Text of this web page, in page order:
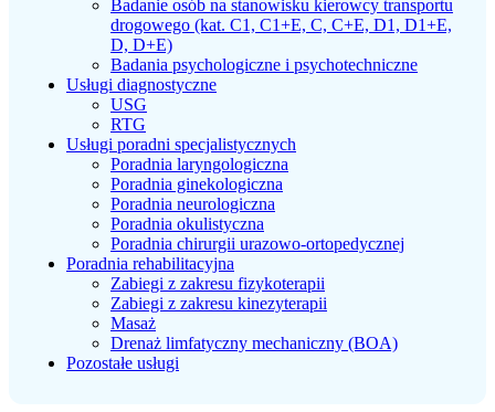
Badanie osób na stanowisku kierowcy transportu
drogowego (kat. C1, C1+E, C, C+E, D1, D1+E,
D, D+E)
Badania psychologiczne i psychotechniczne
Usługi diagnostyczne
USG
RTG
Usługi poradni specjalistycznych
Poradnia laryngologiczna
Poradnia ginekologiczna
Poradnia neurologiczna
Poradnia okulistyczna
Poradnia chirurgii urazowo-ortopedycznej
Poradnia rehabilitacyjna
Zabiegi z zakresu fizykoterapii
Zabiegi z zakresu kinezyterapii
Masaż
Drenaż limfatyczny mechaniczny (BOA)
Pozostałe usługi